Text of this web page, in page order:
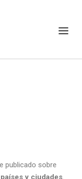
publicado sobre
y ciudades.